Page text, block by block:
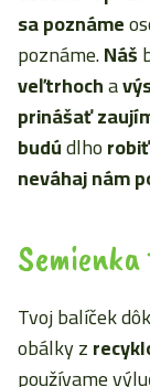
sa poznáme
poznáme.Náš
veľtrhocha
prinášať
budúdlho
neváhaj nám
Tvoj balíček
obálky z
používame